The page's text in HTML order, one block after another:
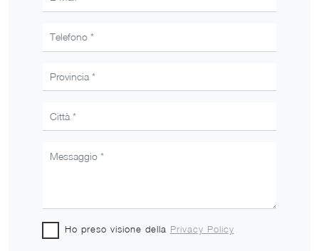
Ho preso visione della Privacy Policy